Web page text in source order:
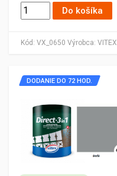
Kód: VX_0650 Výrobca: VITEX
Do košíka
DODANIE DO 72 HOD.